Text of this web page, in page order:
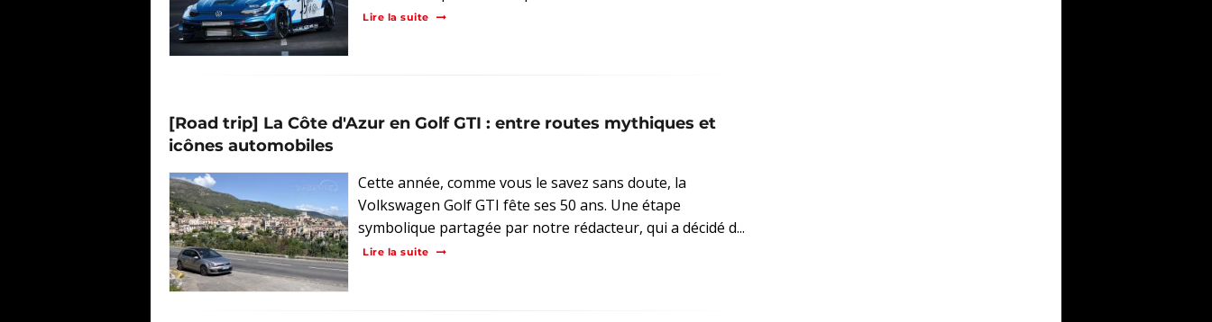
Lire la suite
[Road trip] La Côte d'Azur en Golf GTI : entre routes mythiques et
icônes automobiles
Cette année, comme vous le savez sans doute, la
Volkswagen Golf GTI fête ses 50 ans. Une étape
symbolique partagée par notre rédacteur, qui a décidé d...
Lire la suite